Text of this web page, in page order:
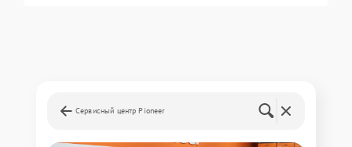
Сервисный центр Pioneer